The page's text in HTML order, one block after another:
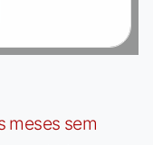
meses sem